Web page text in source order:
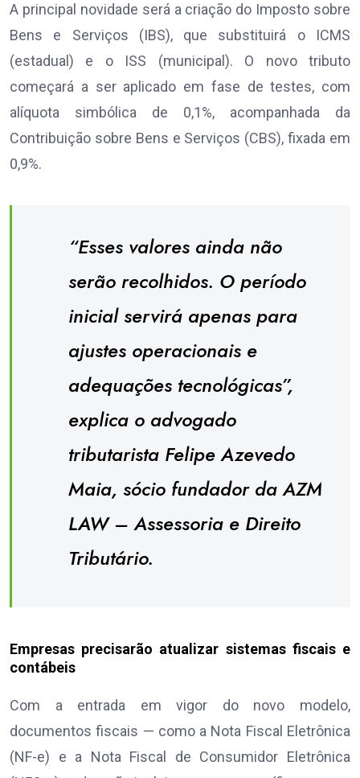
A principal novidade será a criação do Imposto sobre
Bens e Serviços (IBS), que substituirá o ICMS
(estadual) e o ISS (municipal). O novo tributo
começará a ser aplicado em fase de testes, com
alíquota simbólica de 0,1%, acompanhada da
Contribuição sobre Bens e Serviços (CBS), fixada em
0,9%.
“Esses valores ainda não
serão recolhidos. O período
inicial servirá apenas para
ajustes operacionais e
adequações tecnológicas”,
explica o advogado
tributarista Felipe Azevedo
Maia, sócio fundador da AZM
LAW – Assessoria e Direito
Tributário.
Empresas precisarão atualizar sistemas fiscais e
contábeis
Com a entrada em vigor do novo modelo,
documentos fiscais — como a Nota Fiscal Eletrônica
(NF-e) e a Nota Fiscal de Consumidor Eletrônica